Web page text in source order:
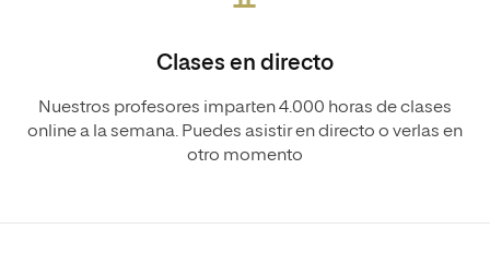
Clases en directo
Nuestros profesores imparten 4.000 horas de clases
online a la semana. Puedes asistir en directo o verlas en
otro momento